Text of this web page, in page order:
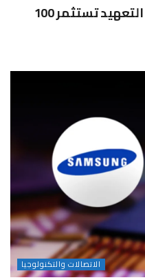
“كونيكتا” الإسبانية لخدمات التعهيد تستثمر 100
الاتصالات والتكنولوجيا